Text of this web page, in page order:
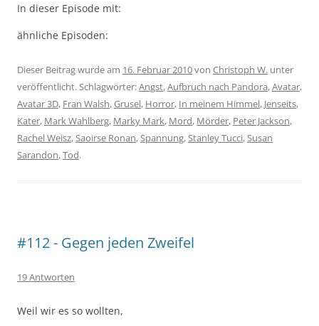
In dieser Episode mit:
ähnliche Episoden:
Dieser Beitrag wurde am 16. Februar 2010von Christoph W. unter
veröffentlicht. Schlagwörter:Angst,Aufbruch nach Pandora,Avatar,
Avatar 3D, Fran Walsh,Grusel, Horror, In meinem Himmel, Jenseits,
Kater, Mark Wahlberg, Marky Mark, Mord, Mörder, Peter Jackson,
Rachel Weisz,Saoirse Ronan,Spannung,Stanley Tucci,Susan
Sarandon,Tod.
#112 - Gegen jeden Zweifel
19 Antworten
Weil wir es so wollten,